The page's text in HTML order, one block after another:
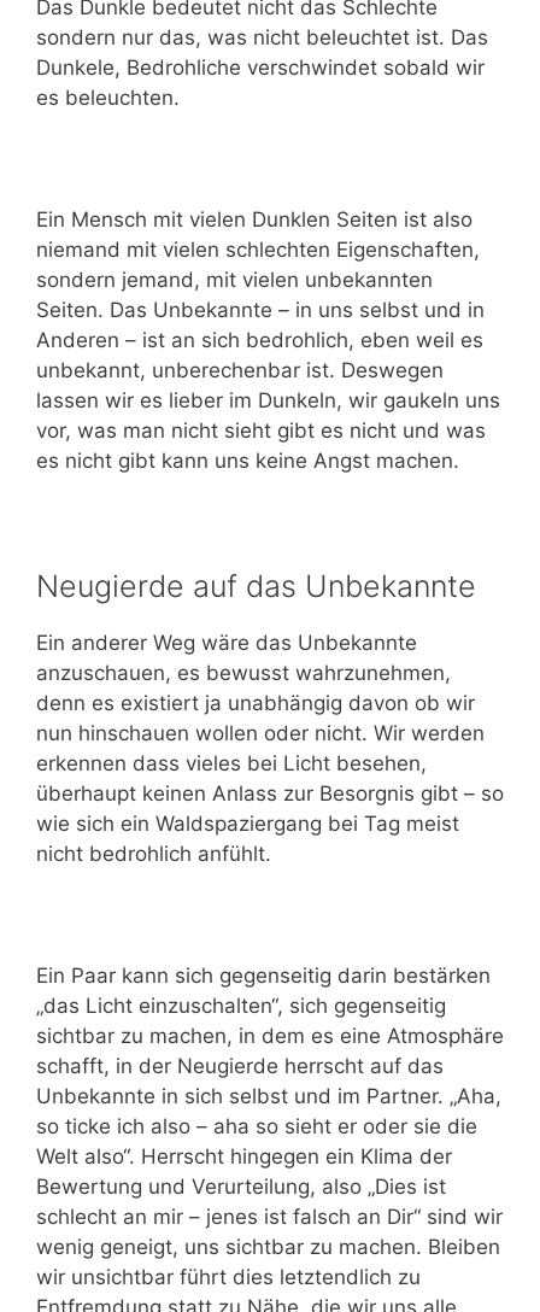
Das Dunkle bedeutet nicht das Schlechte
sondern nur das, was nicht beleuchtet ist. Das
Dunkele, Bedrohliche verschwindet sobald wir
es beleuchten.
Ein Mensch mit vielen Dunklen Seiten ist also
niemand mit vielen schlechten Eigenschaften,
sondern jemand, mit vielen unbekannten
Seiten. Das Unbekannte – in uns selbst und in
Anderen – ist an sich bedrohlich, eben weil es
unbekannt, unberechenbar ist. Deswegen
lassen wir es lieber im Dunkeln, wir gaukeln uns
vor, was man nicht sieht gibt es nicht und was
es nicht gibt kann uns keine Angst machen.
Neugierde auf das Unbekannte
Ein anderer Weg wäre das Unbekannte
anzuschauen, es bewusst wahrzunehmen,
denn es existiert ja unabhängig davon ob wir
nun hinschauen wollen oder nicht. Wir werden
erkennen dass vieles bei Licht besehen,
überhaupt keinen Anlass zur Besorgnis gibt – so
wie sich ein Waldspaziergang bei Tag meist
nicht bedrohlich anfühlt.
Ein Paar kann sich gegenseitig darin bestärken
„das Licht einzuschalten“, sich gegenseitig
sichtbar zu machen, in dem es eine Atmosphäre
schafft, in der Neugierde herrscht auf das
Unbekannte in sich selbst und im Partner. „Aha,
so ticke ich also – aha so sieht er oder sie die
Welt also“. Herrscht hingegen ein Klima der
Bewertung und Verurteilung, also „Dies ist
schlecht an mir – jenes ist falsch an Dir“ sind wir
wenig geneigt, uns sichtbar zu machen. Bleiben
wir unsichtbar führt dies letztendlich zu
Entfremdung statt zu Nähe, die wir uns alle